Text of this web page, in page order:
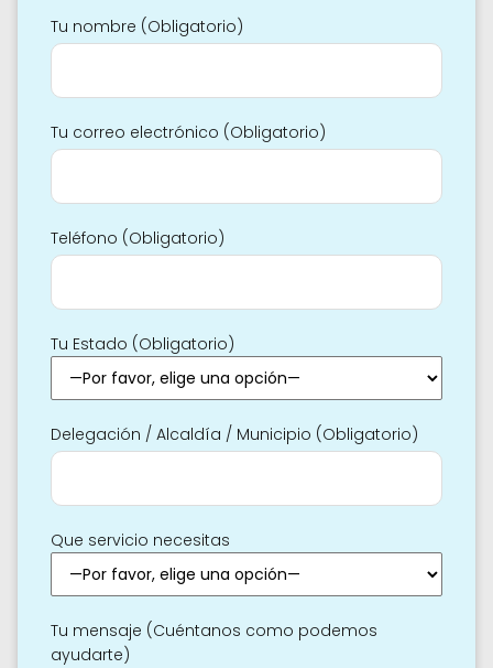
Tu nombre (Obligatorio)
Tu correo electrónico (Obligatorio)
Teléfono (Obligatorio)
Tu Estado (Obligatorio)
Delegación / Alcaldía / Municipio (Obligatorio)
Que servicio necesitas
Tu mensaje (Cuéntanos como podemos
ayudarte)